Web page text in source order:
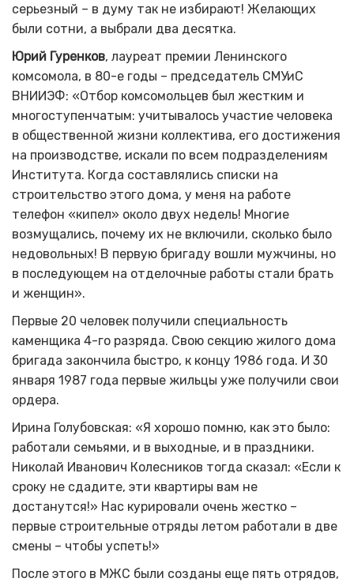
серьезный – в думу так не избирают! Желающих
были сотни, а выбрали два десятка.
Юрий Гуренков, лауреат премии Ленинского
комсомола, в 80-е годы – председатель СМУиС
ВНИИЭФ: «Отбор комсомольцев был жестким и
многоступенчатым: учитывалось участие человека
в общественной жизни коллектива, его достижения
на производстве, искали по всем подразделениям
Института. Когда составлялись списки на
строительство этого дома, у меня на работе
телефон «кипел» около двух недель! Многие
возмущались, почему их не включили, сколько было
недовольных! В первую бригаду вошли мужчины, но
в последующем на отделочные работы стали брать
и женщин».
Первые 20 человек получили специальность
каменщика 4-го разряда. Свою секцию жилого дома
бригада закончила быстро, к концу 1986 года. И 30
января 1987 года первые жильцы уже получили свои
ордера.
Ирина Голубовская: «Я хорошо помню, как это было:
работали семьями, и в выходные, и в праздники.
Николай Иванович Колесников тогда сказал: «Если к
сроку не сдадите, эти квартиры вам не
достанутся!» Нас курировали очень жестко –
первые строительные отряды летом работали в две
смены – чтобы успеть!»
После этого в МЖС были созданы еще пять отрядов,